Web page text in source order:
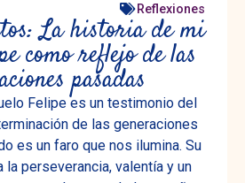
Reflexiones
La historia de mi
como reflejo de las
pasadas
Felipe es un testimonio del
de las generaciones
es un faro que nos ilumina. Su
la perseverancia, valentía y un